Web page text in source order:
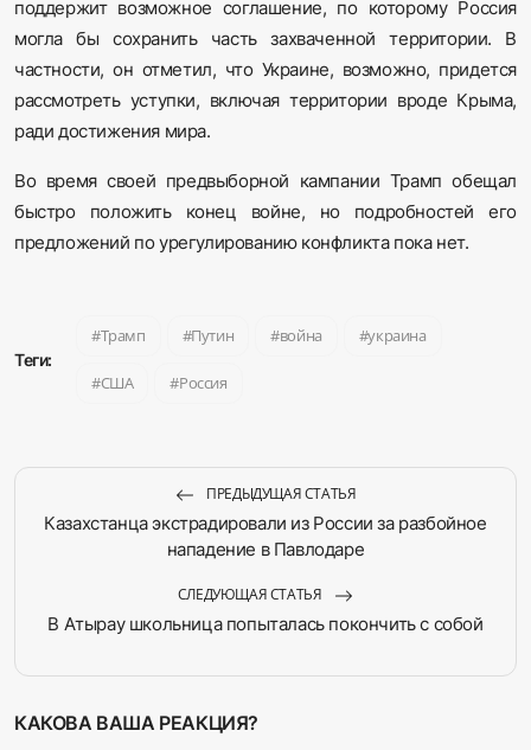
поддержит возможное соглашение, по которому Россия
могла бы сохранить часть захваченной территории. В
частности, он отметил, что Украине, возможно, придется
рассмотреть уступки, включая территории вроде Крыма,
ради достижения мира.
Во время своей предвыборной кампании Трамп обещал
быстро положить конец войне, но подробностей его
предложений по урегулированию конфликта пока нет.
Теги:
Трамп Путин война украина
США Россия
ПРЕДЫДУЩАЯ СТАТЬЯ
Казахстанца экстрадировали из России за разбойное
нападение в Павлодаре
СЛЕДУЮЩАЯ СТАТЬЯ
В Атырау школьница попыталась покончить с собой
КАКОВА ВАША РЕАКЦИЯ?